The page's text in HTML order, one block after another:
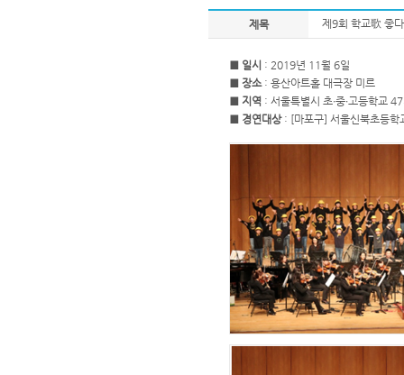
제목 제9회 학교歌 좋
■ 일시 : 2019년 11월 6일
■ 장소: 용산아트홀 대극장 미르
■ 지역 : 서울특별시 초∙중∙고등학교
■ 경연대상: [마포구] 서울신북초등학